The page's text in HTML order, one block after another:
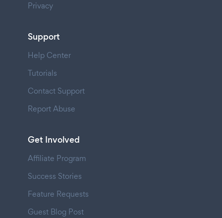
Privacy
Support
Help Center
Tutorials
Contact Support
Report Abuse
Get Involved
Affiliate Program
Success Stories
Feature Requests
Guest Blog Post